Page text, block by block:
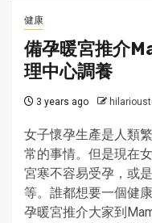
健康
備孕暖宮推介
理中心調養
3 years ago
女子懷孕生產是人類
常的事情。但是現在
宮寒不容易受孕，或
等。誰都想要一個健
孕暖宮推介大家到